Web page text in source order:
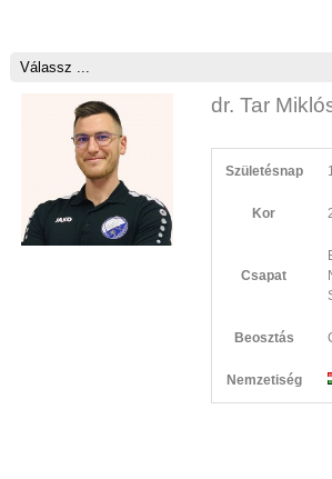
dr. Tar
Születésnap
Kor
Csapat
Beosztás
Nemzetiség